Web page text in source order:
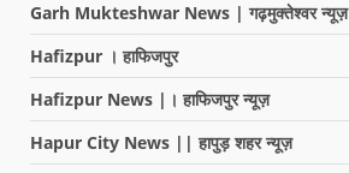
Garh Mukteshwar News | गढ़मुक्तेश्वर न्यूज़
Hafizpur । हाफिजपुर
Hafizpur News |। हाफिजपुर न्यूज़
Hapur City News || हापुड़ शहर न्यूज़